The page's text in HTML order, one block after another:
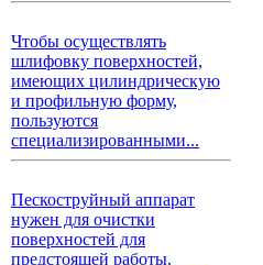
Чтобы осуществлять
шлифовку поверхностей,
имеющих цилиндрическую
и профильную форму,
пользуются
специализированными...
Пескоструйный аппарат
нужен для очистки
поверхностей для
предстоящей работы.